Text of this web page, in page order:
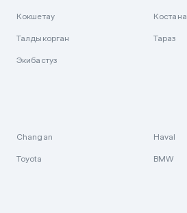
Кокшетау
Талдыкорган Тараз
Экибастуз
Changan Haval
Toyota BMW